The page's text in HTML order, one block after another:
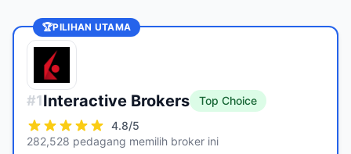
🏆PILIHAN UTAMA
#1Interactive Brokers
Top Choice
4.8/5
282,528 pedagang memilih broker ini